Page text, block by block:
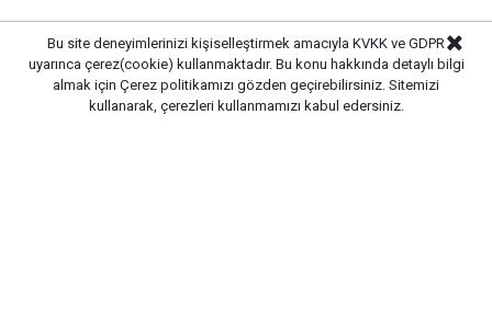
Kaynak: Haber Merkezi
Bu site deneyimlerinizi kişiselleştirmek amacıyla KVKK ve GDPR
uyarınca çerez(cookie) kullanmaktadır. Bu konu hakkında detaylı bilgi
almak için Çerez politikamızı gözden geçirebilirsiniz. Sitemizi
kullanarak, çerezleri kullanmamızı kabul edersiniz.